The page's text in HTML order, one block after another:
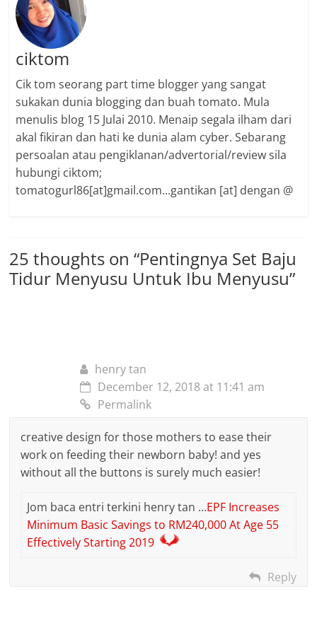
ciktom
Cik tom seorang part time blogger yang sangat
sukakan dunia blogging dan buah tomato. Mula
menulis blog 15 Julai 2010. Menaip segala ilham dari
akal fikiran dan hati ke dunia alam cyber. Sebarang
persoalan atau pengiklanan/advertorial/review sila
hubungi ciktom;
tomatogurl86[at]gmail.com...gantikan [at] dengan @
25 thoughts on “Pentingnya Set Baju
Tidur Menyusu Untuk Ibu Menyusu”
henry tan
December 12, 2018 at 11:41 am
Permalink
creative design for those mothers to ease their
work on feeding their newborn baby! and yes
without all the buttons is surely much easier!
Jom baca entri terkini henry tan …EPF Increases
Minimum Basic Savings to RM240,000 At Age 55
Effectively Starting 2019
Reply